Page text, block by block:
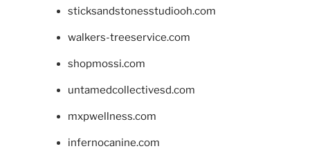
sticksandstonesstudiooh.com
walkers-treeservice.com
shopmossi.com
untamedcollectivesd.com
mxpwellness.com
infernocanine.com